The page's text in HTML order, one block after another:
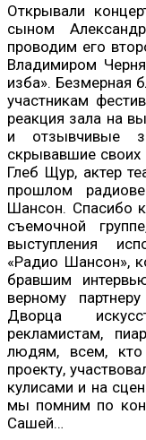
Открывали
сыном
проводим его
Владимиром
изба». Безмерная
участникам
реакция зала на
и отзывчивые
скрывавшие
Глеб Щур, актер
прошлом
Шансон. Спасибо
съемочной
выступления
«Радио Шансон»,
бравшим
верному
Дворца
рекламистам,
людям, всем, кто
проекту,
кулисами и на
мы помним по
Сашей…